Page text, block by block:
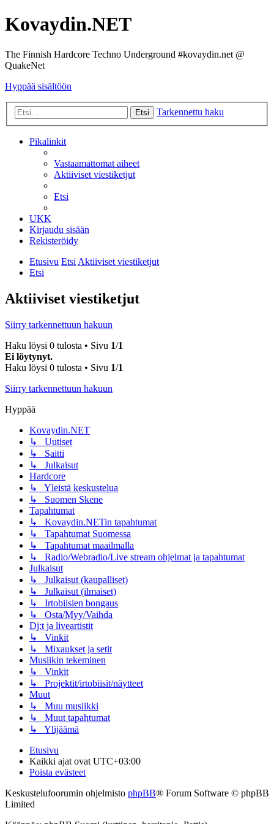
Kovaydin.NET
The Finnish Hardcore Techno Underground #kovaydin.net @
QuakeNet
Hyppää sisältöön
Etsi Tarkennettu haku
Pikalinkit
Vastaamattomat aiheet
Aktiiviset viestiketjut
Etsi
UKK
Kirjaudu sisään
Rekisteröidy
Etusivu EtsiAktiiviset viestiketjut
Etsi
Aktiiviset viestiketjut
Siirry tarkennettuun hakuun
Haku löysi 0 tulosta • Sivu 1/1
Ei löytynyt.
Haku löysi 0 tulosta • Sivu 1/1
Siirry tarkennettuun hakuun
Hyppää
Kovaydin.NET
↳ Uutiset
↳ Saitti
↳ Julkaisut
Hardcore
↳ Yleistä keskustelua
↳ Suomen Skene
Tapahtumat
↳ Kovaydin.NETin tapahtumat
↳ Tapahtumat Suomessa
↳ Tapahtumat maailmalla
↳ Radio/Webradio/Live stream ohjelmat ja tapahtumat
Julkaisut
↳ Julkaisut (kaupalliset)
↳ Julkaisut (ilmaiset)
↳ Irtobiisien bongaus
↳ Osta/Myy/Vaihda
Dj:t ja liveartistit
↳ Vinkit
↳ Mixaukset ja setit
Musiikin tekeminen
↳ Vinkit
↳ Projektit/irtobiisit/näytteet
Muut
↳ Muu musiikki
↳ Muut tapahtumat
↳ Ylijäämä
Etusivu
Kaikki ajat ovat UTC+03:00
Poista evästeet
Keskustelufoorumin ohjelmisto phpBB® Forum Software © phpBB
Limited